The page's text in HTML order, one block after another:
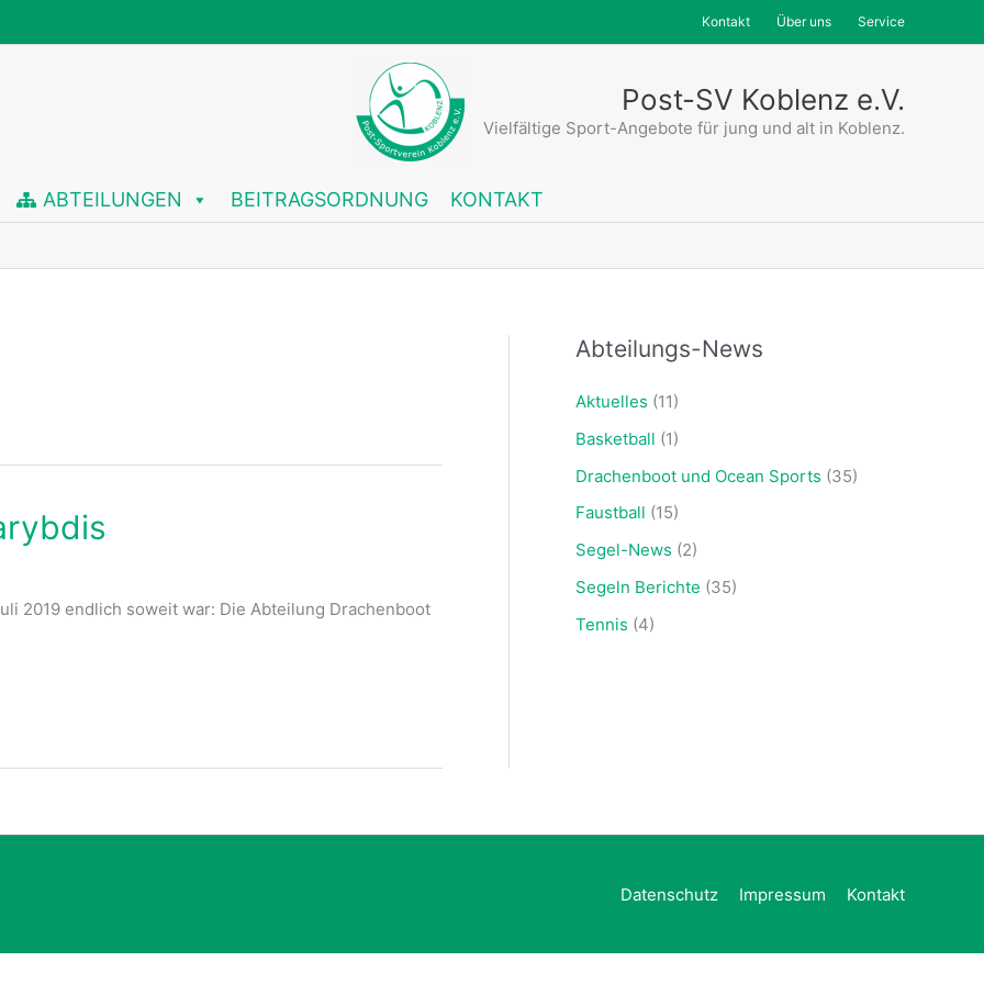
Kontakt Über uns Service
Post-SV Koblenz e.V.
Vielfältige Sport-Angebote für jung und alt in Koblenz.
ABTEILUNGEN BEITRAGSORDNUNG KONTAKT
2019 endlich soweit war: Die Abteilung Drachenboot
Abteilungs-News
Aktuelles (11)
Basketball (1)
Drachenboot und Ocean Sports (35)
Faustball (15)
Segel-News (2)
Segeln Berichte (35)
Tennis (4)
Datenschutz Impressum Kontakt